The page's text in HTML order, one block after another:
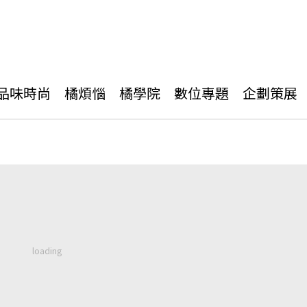
味時尚 橘煩惱 橘學院 數位專題 企劃策展